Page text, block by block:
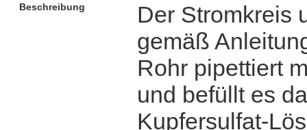
Beschreibung
Der Stromkreis
gemäß
Rohr pipettiert
und befüllt es
Kupfersulfat-